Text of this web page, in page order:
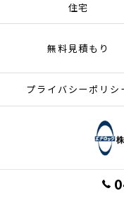
住宅
無料見積もり
プライバシーポリシ
© 2026 埼玉県加須市のリ